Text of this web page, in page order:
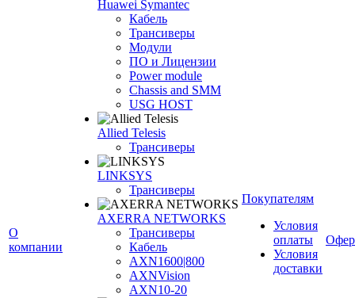
О
компании
Huawei Symantec
Кабель
Трансиверы
Модули
ПО и Лицензии
Power module
Chassis and SMM
USG HOST
Allied Telesis
Трансиверы
LINKSYS
Трансиверы
AXERRA NETWORKS
Трансиверы
Кабель
AXN1600|800
AXNVision
AXN10-20
Покупателям
Условия
оплаты
Условия
доставки